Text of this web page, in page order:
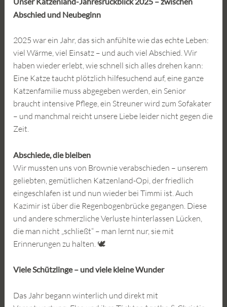
Abschied und Neubeginn
2025 war ein Jahr, das sich anfühlte wie das echte Leben:
viel Wärme, viel Einsatz – und auch viel Abschied. Wir
haben wieder erlebt, wie schnell sich alles drehen kann:
Eine Katze taucht plötzlich hilfesuchend auf, eine ganze
Katzenfamilie muss abgegeben werden, ein Senior
braucht intensive Pflege, ein Streuner wird zum Sofakater
– und manchmal reicht unsere Liebe leider nicht gegen die
Zeit.
Abschiede, die bleiben
Wir mussten uns von Brownie verabschieden – unserem
geliebten, gemütlichen Katzenland-Opi, der friedlich
eingeschlafen ist und nun wieder bei Timmi ist. Auch
Kazimir ist über die Regenbogenbrücke gegangen. Diese
und andere schmerzliche Verluste hinterlassen Lücken,
die man nicht „schließt“ – man lernt nur, sie mit
Erinnerungen zu halten. 🕊️
Viele Schützlinge – und viele kleine Wunder
Das Jahr begann winterlich und direkt mit